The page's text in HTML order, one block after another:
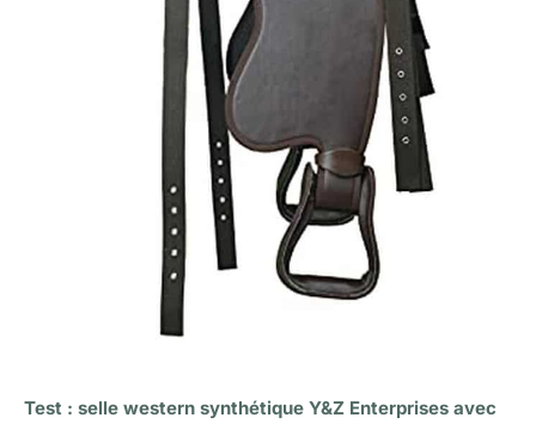
Test : selle western synthétique Y&Z Enterprises avec